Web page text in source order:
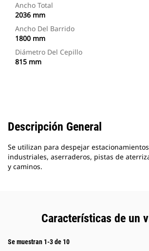
Ancho Total
2036 mm
Ancho Del Barrido
1800 mm
Diámetro Del Cepillo
815 mm
Descripción General
Se utilizan para despejar
industriales, aserraderos, pistas de
y caminos.
Características de un
Se muestran 1-3 de 10